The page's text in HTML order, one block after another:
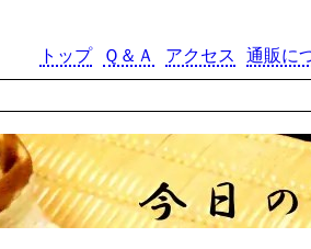
トップ Ｑ＆Ａ アクセス 通販に